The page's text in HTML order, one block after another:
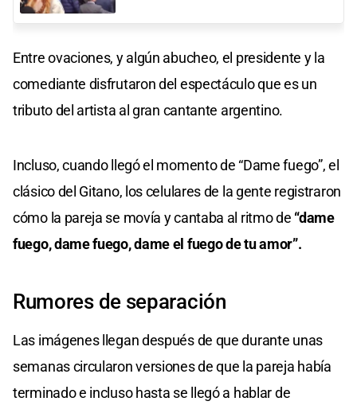
Entre ovaciones, y algún abucheo, el presidente y la
comediante disfrutaron del espectáculo que es un
tributo del artista al gran cantante argentino.
Incluso, cuando llegó el momento de “Dame fuego”, el
clásico del Gitano, los celulares de la gente registraron
cómo la pareja se movía y cantaba al ritmo de “dame
fuego, dame fuego, dame el fuego de tu amor”.
Rumores de separación
Las imágenes llegan después de que durante unas
semanas circularon versiones de que la pareja había
terminado e incluso hasta se llegó a hablar de